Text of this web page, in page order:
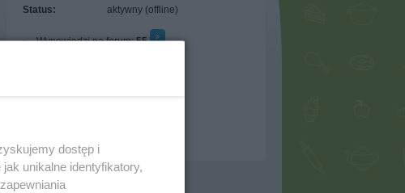
Status:
aktywny (offline)
Wypowiedzi na forum:55
dostęp i
unikalne identyfikatory,